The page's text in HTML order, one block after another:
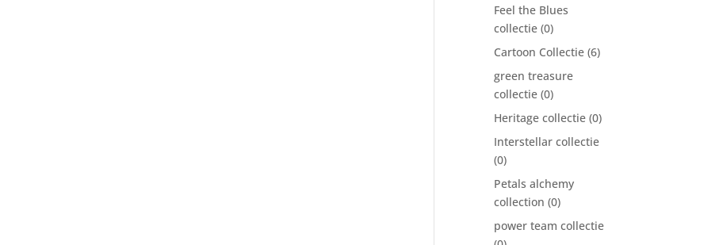
Feel the Blues
collectie (0)
Cartoon Collectie (6)
green treasure
collectie (0)
Heritage collectie (0)
Interstellar collectie
(0)
Petals alchemy
collection (0)
power team collectie